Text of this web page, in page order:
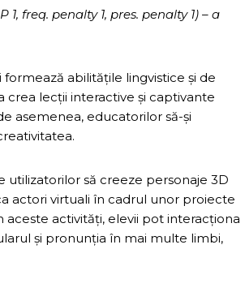
freq. penalty 1, pres. penalty 1) – a
abilitățile lingvistice și de
lecții interactive și captivante
asemenea, educatorilor să-și
utilizatorilor să creeze personaje 3D
actori virtuali în cadrul unor proiecte
activități, elevii pot interacționa
și pronunția în mai multe limbi,